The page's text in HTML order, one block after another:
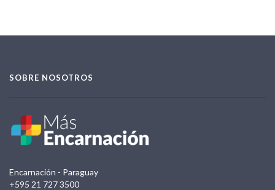
SOBRE NOSOTROS
Encarnación - Paraguay
+595 21 727 3500